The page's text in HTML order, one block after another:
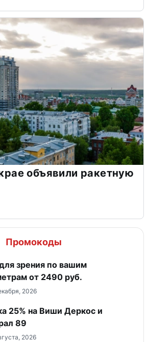
объявили ракетную
Промокоды
зрения по вашим
от 2490 руб.
2026
25% на Виши Деркос и
89
2026